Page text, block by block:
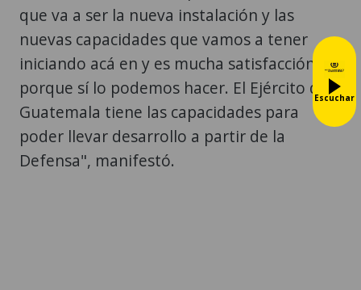
que va a ser la nueva instalación y las
nuevas capacidades que vamos a tener
iniciando acá en y es mucha satisfacción
porque sí lo podemos hacer. El Ejército de
Guatemala tiene las capacidades para
poder llevar desarrollo a partir de la
Defensa", manifestó.
Escuchar